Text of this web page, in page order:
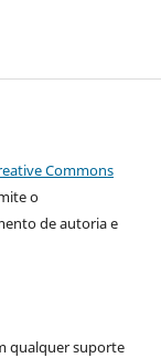
Commons
o
de autoria e
qualquer suporte